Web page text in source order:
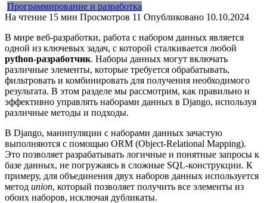
Программирование и разработка
На чтение 15 мин Просмотров 11 Опубликовано 10.10.2024
В мире веб-разработки, работа с набором данных является
одной из ключевых задач, с которой сталкивается любой
python-разработчик. Наборы данных могут включать
различные элементы, которые требуется обрабатывать,
фильтровать и комбинировать для получения необходимого
результата. В этом разделе мы рассмотрим, как правильно и
эффективно управлять наборами данных в Django, используя
различные методы и подходы.
В Django, манипуляции с наборами данных зачастую
выполняются с помощью ORM (Object-Relational Mapping).
Это позволяет разрабатывать логичные и понятные запросы к
базе данных, не погружаясь в сложные SQL-конструкции. К
примеру, для объединения двух наборов данных используется
метод union, который позволяет получить все элементы из
обоих наборов, исключая дубликаты.